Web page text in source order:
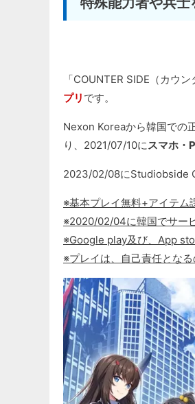
「COUNTER SIDE（カウン
プリ です。
Nexon Koreaから韓国での
り、2021/07/10にスマホ・
2023/02/08にStudiobside
※基本プレイ無料+アイテム
※2020/02/04に韓国でサー
※Google play及び、App
※プレイは、自己責任とな